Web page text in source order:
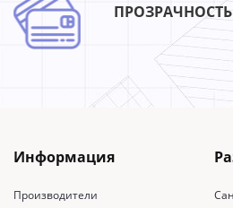
Информация
Производители